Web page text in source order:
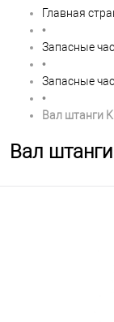
Главная
•
Запасные
•
Запасные
•
Вал штанги
Вал